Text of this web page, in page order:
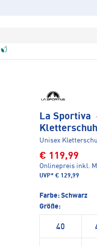
La Sportiva
Unisex
€ 119,99
Onlinepreis inkl.
UVP* € 129,99
Farbe: Schwarz
Größe:
40